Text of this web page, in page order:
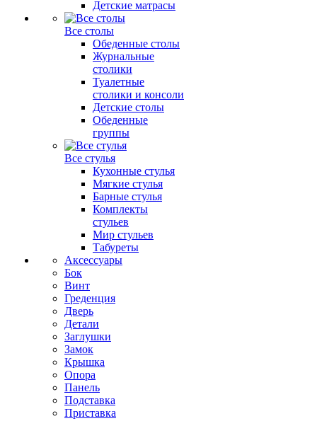
Детские матрасы
Все столы
Обеденные столы
Журнальные
столики
Туалетные
столики и консоли
Детские столы
Обеденные
группы
Все стулья
Кухонные стулья
Мягкие стулья
Барные стулья
Комплекты
стульев
Мир стульев
Табуреты
Аксессуары
Бок
Винт
Греденция
Дверь
Детали
Заглушки
Замок
Крышка
Опора
Панель
Подставка
Приставка